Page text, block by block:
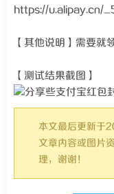
https://u.alipay.cn/
【其他说明】需要就
【测试结果截图】
本文最后更新于
文章内容或图片
理，谢谢！